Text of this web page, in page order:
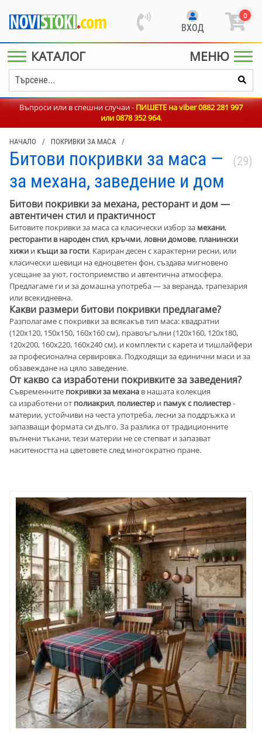
ВХОД
0
КАТАЛОГ МЕНЮ
Въпроси или в спешни случаи -ПИШЕТЕ на viber 0882 281 997
или0878 352 964.
НАЧАЛО / ПОКРИВКИ ЗА МАСА /
Битови покривки за маса —
за механа, заведение и дом
(29)
Битови покривки за механа, ресторант и дом —
автентичен стил и практичност
Битовите покривки за маса са класически избор за механи,
ресторанти в народен стил, кръчми,ловни домове, планински
хижи и къщи за гости. Кариран десен с характерни ресни, или
класически шевици на едноцветен фон, създава мигновено
усещане за уют, гостоприемство и автентична атмосфера.
Предлагаме ги и за домашна употреба — за веранда, трапезария
или всекидневна.
Какви размери битови покривки предлагаме?
Разполагаме с покривки за всякакъв тип маса: квадратни
(120х120, 150х150, 160х160 см), правоъгълни (120х160, 120х180,
120х200, 160х220, 160х240 см), и комплекти с карета и тишлайфери
за професионална сервировка. Подходящи за единични маси и за
обзавеждане на цяло заведение.
От какво са изработени покривките за заведения?
Съвременните покривки за механа в нашата колекция
са изработени от полиакрил, полиестер и памук с полиестер-
материи, устойчиви на честа употреба, лесни за поддръжка и
запазващи формата си дълго. За разлика от традиционните
вълнени тъкани, тези материи не се степват и запазват
наситеността на цветовете след многократно пране.